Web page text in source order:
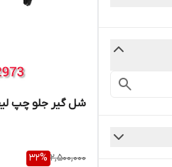
شل گیر جلو چپ
2,500,000
32%